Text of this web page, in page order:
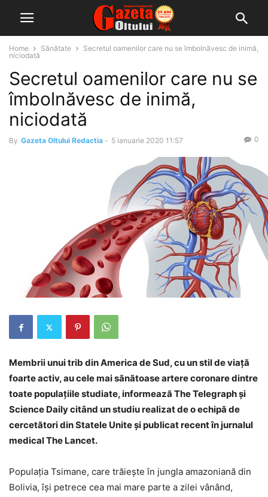
Home Sănătate
Secretul oamenilor care nu se îmbolnăvesc de inimă,
niciodată
Secretul oamenilor care nu se
îmbolnăvesc de inimă,
niciodată
By Gazeta Oltului Redactia - 5 ianuarie 2020 11:57 0
Membrii unui trib din America de Sud, cu un stil de viață
foarte activ, au cele mai sănătoase artere coronare dintre
toate populațiile studiate, informează The Telegraph și
Science Daily citând un studiu realizat de o echipă de
cercetători din Statele Unite și publicat recent în jurnalul
medical The Lancet.
Populația Tsimane, care trăiește în jungla amazoniană din
Bolivia, își petrece cea mai mare parte a zilei vânând,